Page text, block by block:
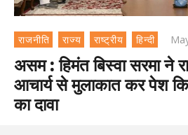
राजनीति राज्य राष्ट्रीय हिन्दी
असम : हिमंत बिस्वा सरमा ने
आचार्य से मुलाकात कर पेश
का दावा